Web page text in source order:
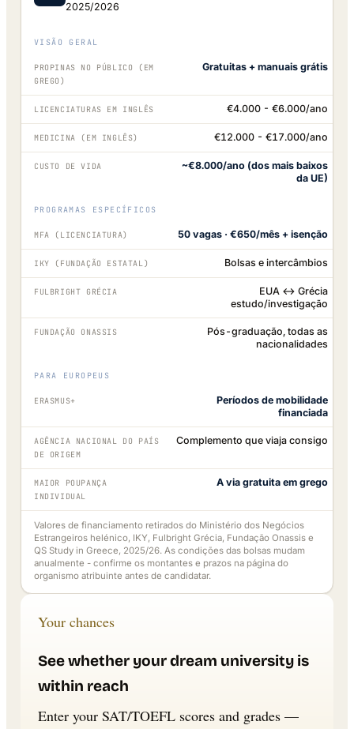
2025/2026
VISÃO GERAL
PROPINAS NO PÚBLICO (EM
GREGO)
Gratuitas + manuais grátis
LICENCIATURAS EM INGLÊS €4.000 - €6.000/ano
MEDICINA (EM INGLÊS) €12.000 - €17.000/ano
CUSTO DE VIDA
~€8.000/ano (dos mais baixos
da UE)
PROGRAMAS ESPECÍFICOS
MFA (LICENCIATURA) 50 vagas · €650/mês + isenção
IKY (FUNDAÇÃO ESTATAL) Bolsas e intercâmbios
FULBRIGHT GRÉCIA
EUA ↔ Grécia
estudo/investigação
FUNDAÇÃO ONASSIS
Pós-graduação, todas as
nacionalidades
PARA EUROPEUS
ERASMUS+
Períodos de mobilidade
financiada
AGÊNCIA NACIONAL DO PAÍS
DE ORIGEM
Complemento que viaja consigo
MAIOR POUPANÇA
INDIVIDUAL
A via gratuita em grego
Valores de financiamento retirados do Ministério dos Negócios
Estrangeiros helénico, IKY, Fulbright Grécia, Fundação Onassis e
QS Study in Greece, 2025/26. As condições das bolsas mudam
anualmente - confirme os montantes e prazos na página do
organismo atribuinte antes de candidatar.
Your chances
See whether your dream university is
within reach
Enter your SAT/TOEFL scores and grades —